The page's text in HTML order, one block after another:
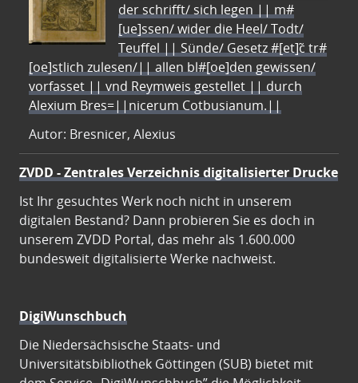
der schrifft/ sich legen || m#
[ue]ssen/ wider die Heel/ Todt/
Teuffel || Sünde/ Gesetz #[et]c̃ tr#
[oe]stlich zulesen/|| allen bl#[oe]den gewissen/
vorfasset || vnd Reymweis gestellet || durch
Alexium Bres=||nicerum Cotbusianum.||
Autor: Bresnicer, Alexius
ZVDD - Zentrales Verzeichnis digitalisierter Drucke
Ist Ihr gesuchtes Werk noch nicht in unserem
digitalen Bestand? Dann probieren Sie es doch in
unserem ZVDD Portal, das mehr als 1.600.000
bundesweit digitalisierte Werke nachweist.
DigiWunschbuch
Die Niedersächsische Staats- und
Universitätsbibliothek Göttingen (SUB) bietet mit